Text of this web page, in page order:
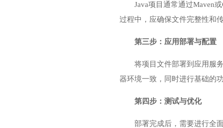
Java项目通常通过Maven
过程中，应确保文件完整性和
第三步：应用部署与配置
将项目文件部署到应用服
器环境一致，同时进行基础的
第四步：测试与优化
部署完成后，需要进行全